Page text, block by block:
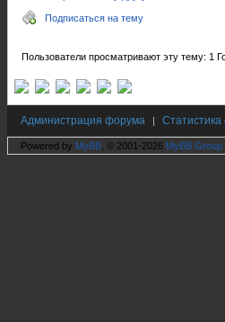
Подписаться на тему
Пользователи просматривают эту тему: 1
Администрация форума |
Powered by MyBB , © 2001-2026 MyBB Group